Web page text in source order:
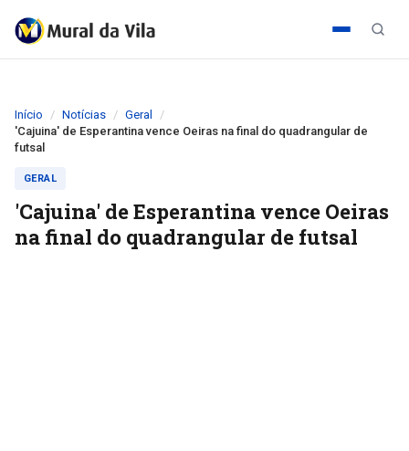
Início Notícias
Geral
'Cajuina' de Esperantina vence Oeiras na final do quadrangular de
futsal
GERAL
'Cajuina' de Esperantina vence Oeiras
na final do quadrangular de futsal